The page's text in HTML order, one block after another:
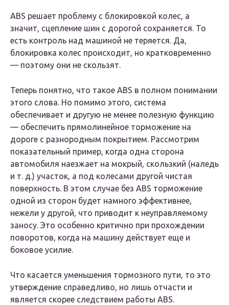
ABS решает проблему с блокировкой колес, а
значит, сцепление шин с дорогой сохраняется. То
есть контроль над машиной не теряется. Да,
блокировка колес происходит, но кратковременно
— поэтому они не скользят.
Теперь понятно, что такое ABS в полном понимании
этого слова. Но помимо этого, система
обеспечивает и другую не менее полезную функцию
— обеспечить прямолинейное торможение на
дороге с разнородным покрытием. Рассмотрим
показательный пример, когда одна сторона
автомобиля наезжает на мокрый, скользкий (наледь
и т. д.) участок, а под колесами другой чистая
поверхность. В этом случае без ABS торможение
одной из сторон будет намного эффективнее,
нежели у другой, что приводит к неуправляемому
заносу. Это особенно критично при прохождении
поворотов, когда на машину действует еще и
боковое усилие.
Что касается уменьшения тормозного пути, то это
утверждение справедливо, но лишь отчасти и
является скорее следствием работы ABS.